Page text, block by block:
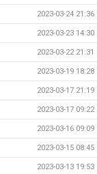
2023-03-24 21:36
2023-03-23 14:30
2023-03-22 21:31
2023-03-19 18:28
2023-03-17 21:19
2023-03-17 09:22
2023-03-16 09:09
2023-03-15 08:45
2023-03-13 19:53